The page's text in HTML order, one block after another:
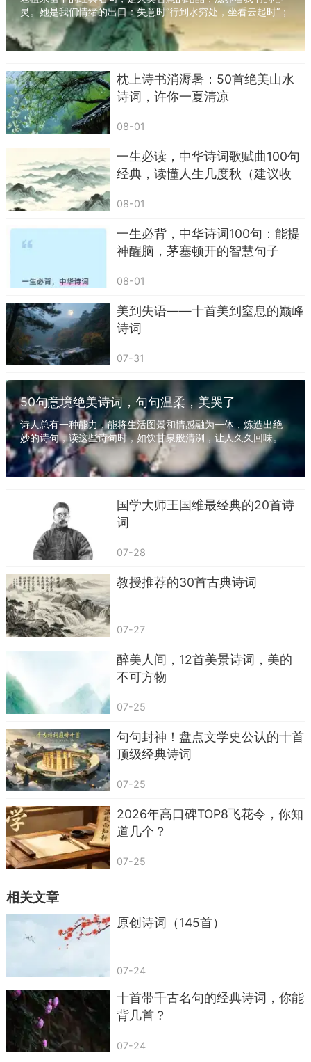
【唐】刘长卿
苍苍竹林寺，杳杳钟声晚。
荷笠带斜阳，青山独归远。
赏析：
刘长卿的送别，没有眼泪，只有像画一样的
淡。
青色的竹林寺藏在暮色里，晚钟的声音慢慢飘
远，灵澈上人戴着斗笠，背着斜阳，往青山深处
他没写“舍不得”，却用“苍苍”“杳杳”“独”织出绵
长的念——就像我们送朋友离开，看着对方的背影
消失在路口，没说什么，心里却留着那抹斜阳的
暖。
读这首诗，像吹过一阵山风，清清爽爽，连送
别都成了温柔的事。
《兰溪棹歌》
凉月如眉挂柳湾，越中山色镜中看。
兰溪三日桃花雨，半夜鲤鱼来上滩。
赏析：
戴叔伦的夏夜，是活的，带着水的灵。
凉丝丝的月亮像眉毛挂在柳梢头，越中的山影
映在水里，像镜子里的画。
兰溪下了三天桃花雨，半夜里，鲤鱼竟跳上了
滩头，溅起细碎的水花。
他没写“热闹”，却用月、山、雨、鱼写出了夏
夜的生机——像我们夏天傍晚坐在河边，看柳影
摇，听水声响，突然看见鱼跳，心里一阵欢喜。
这首诗里的风是凉的，水是清的，连鲤鱼都是
调皮的，读着就觉出夏天的好。
《题破山寺后禅院》（节选）
【唐】常建
山光悦鸟性，潭影空人心。
万籁此都寂，但余钟磬音。
赏析：
山光让鸟儿活得自在，潭水的影子能清空心里
的杂事，所有声音都静了，只剩寺院的钟磬声，一
下一下，敲在心上。
灵。她是我们情绪的出口：失意时“行到水穷处，坐看云起时”；
孤独时“人生如逆旅，我亦是行人”，获得...
枕上诗书消溽暑：50首绝美山水
诗词，许你一夏清凉
08-01
一生必读，中华诗词歌赋曲100句
经典，读懂人生几度秋（建议收
08-01
一生必背，中华诗词100句：能提
神醒脑，茅塞顿开的智慧句子
08-01
美到失语——十首美到窒息的巅峰
诗词
07-31
50句意境绝美诗词，句句温柔，美哭了
诗人总有一种能力，能将生活图景和情感融为一体，炼造出绝
妙的诗句，读这些诗句时，如饮甘泉般清洌，让人久久回味。
一起来读一读50句意境绝美的诗句吧！ 四面边...
国学大师王国维最经典的20首诗
词
07-28
教授推荐的30首古典诗词
07-27
醉美人间，12首美景诗词，美的
不可方物
07-25
句句封神！盘点文学史公认的十首
顶级经典诗词
07-25
2026年高口碑TOP8飞花令，你知
道几个？
07-25
相关文章
原创诗词（145首）
07-24
十首带千古名句的经典诗词，你能
背几首？
07-24